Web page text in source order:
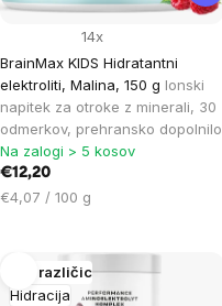
BrainMax KIDS Hidratantni
elektroliti, Malina, 150 g Ionski
napitek za otroke z minerali, 30
odmerkov, prehransko dopolnilo
14x
Na zalogi > 5 kosov
€12,20
Cena
€4,07 / 100 g
Hidracija
Več različic